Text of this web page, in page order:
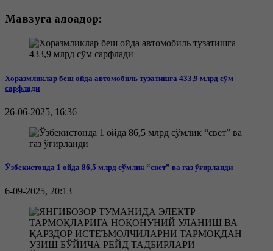
Мавзуга алоқадор:
Хоразмликлар беш ойда автомобиль тузатишга 433,9 млрд сўм
сарфлади
26-06-2025, 16:36
Ўзбекистонда 1 ойда 86,5 млрд сўмлик “свет” ва газ ўғирланди
6-09-2025, 20:13